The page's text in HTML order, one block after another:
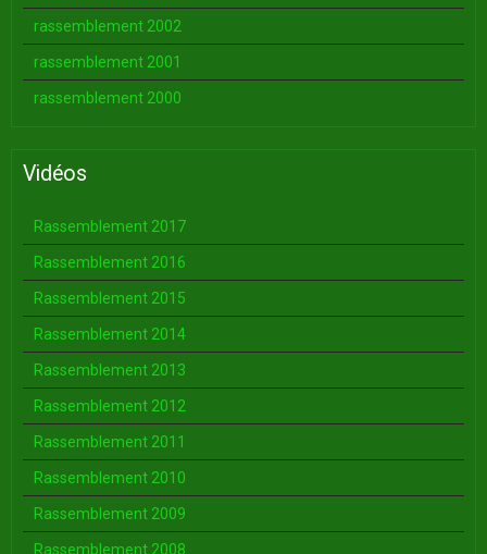
rassemblement 2002
rassemblement 2001
rassemblement 2000
Vidéos
Rassemblement 2017
Rassemblement 2016
Rassemblement 2015
Rassemblement 2014
Rassemblement 2013
Rassemblement 2012
Rassemblement 2011
Rassemblement 2010
Rassemblement 2009
Rassemblement 2008